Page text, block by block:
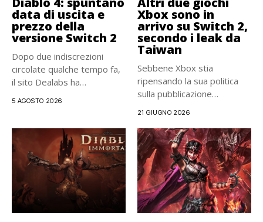
data di uscita e
prezzo della
versione Switch 2
Dopo due indiscrezioni
circolate qualche tempo fa,
il sito Dealabs ha
5 AGOSTO 2026
Xbox sono in
arrivo su Switch 2,
secondo i leak da
Taiwan
Sebbene Xbox stia
ripensando la sua politica
sulla pubblicazione
21 GIUGNO 2026